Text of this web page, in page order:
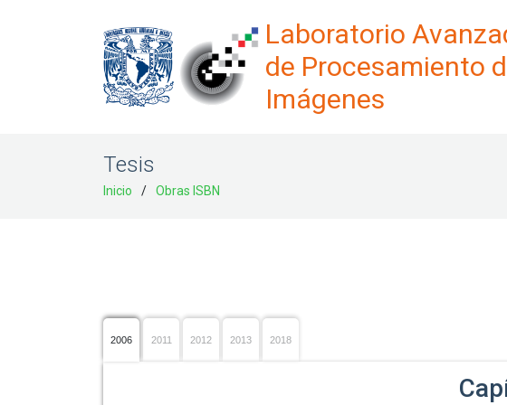
Laboratorio
de Procesamiento
Imágenes
Tesis
Inicio Obras ISBN
2006 2011 2012 2013 2018